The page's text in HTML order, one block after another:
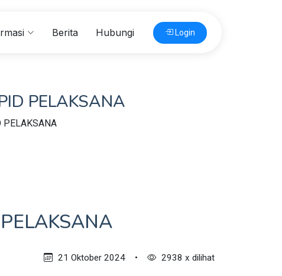
Berita Hubungi Login
PELAKSANA
PELAKSANA
21 Oktober 2024 • 2938 x dilihat